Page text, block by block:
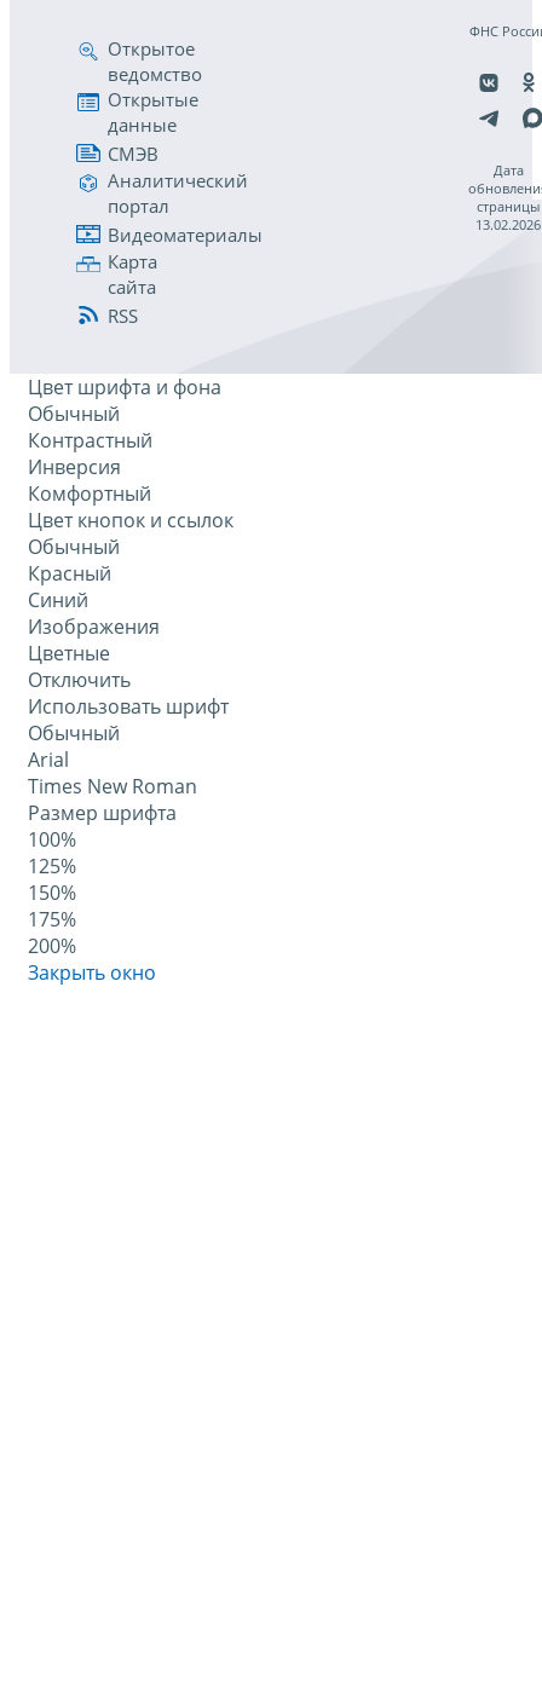
Открытое
ведомство
Открытые
данные
СМЭВ
Аналитический
портал
Видеоматериалы
Карта
сайта
RSS
ФНС
Дата
страницы
13.02.2026
Цвет шрифта и фона
Обычный
Контрастный
Инверсия
Комфортный
Цвет кнопок и ссылок
Обычный
Красный
Синий
Изображения
Цветные
Отключить
Использовать шрифт
Обычный
Arial
Times New Roman
Размер шрифта
100%
125%
150%
175%
200%
Закрыть окно